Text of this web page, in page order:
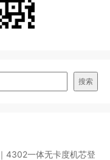
搜索
4302一体无卡度机芯登